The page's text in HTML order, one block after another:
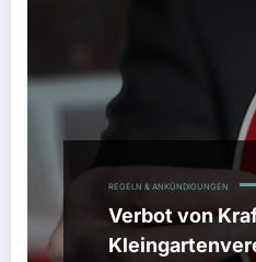
REGELN & ANKÜNDIGUNGEN
Verbot von